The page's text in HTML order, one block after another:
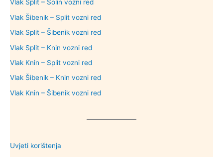
Vlak Split – Solin vozni red
Vlak Šibenik – Split vozni red
Vlak Split – Šibenik vozni red
Vlak Split – Knin vozni red
Vlak Knin – Split vozni red
Vlak Šibenik – Knin vozni red
Vlak Knin – Šibenik vozni red
Uvjeti korištenja